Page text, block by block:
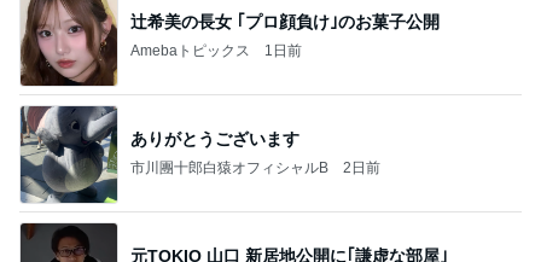
辻希美の長女 ｢プロ顔負け｣のお菓子公開
Amebaトピックス 1日前
ありがとうございます
市川團十郎白猿オフィシャルB 2日前
元TOKIO 山口 新居地公開に｢謙虚な部屋｣